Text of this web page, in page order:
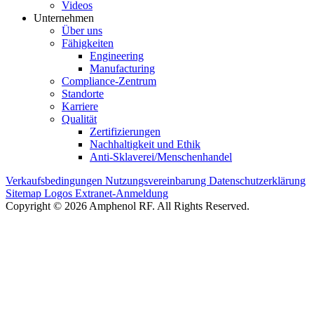
Videos
Unternehmen
Über uns
Fähigkeiten
Engineering
Manufacturing
Compliance-Zentrum
Standorte
Karriere
Qualität
Zertifizierungen
Nachhaltigkeit und Ethik
Anti-Sklaverei/Menschenhandel
Verkaufsbedingungen Nutzungsvereinbarung Datenschutzerklärung
Sitemap Logos Extranet-Anmeldung
Copyright © 2026 Amphenol RF. All Rights Reserved.